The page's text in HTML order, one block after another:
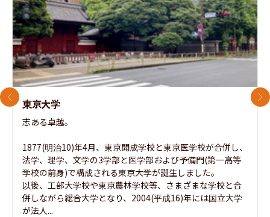
東京大学
志ある卓越。
1877(明治10)年4月、東京開成学校と東京医学校が合併し、
法学、理学、文学の3学部と医学部および予備門(第一高等
学校の前身)で構成される東京大学が誕生しました。
以後、工部大学校や東京農林学校等、さまざまな学校と合
併しながら総合大学となり、2004(平成16)年には国立大学
が法人...
前のスライド 次